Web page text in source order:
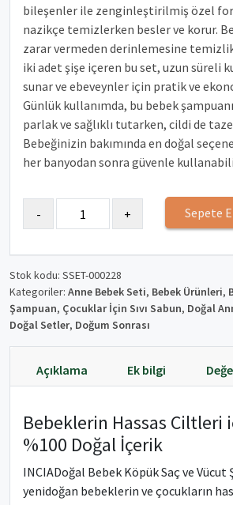
bileşenler ile zenginleştirilmiş özel
nazikçe temizlerken besler ve korur.
zarar vermeden derinlemesine
iki adet şişe içeren bu set, uzun süreli
sunar ve ebeveynler için pratik ve
Günlük kullanımda, bu bebek
parlak ve sağlıklı tutarken, cildi de
Bebeğinizin bakımında en doğal
her banyodan sonra güvenle
Sepete
Stok kodu: SSET-000228
Kategoriler: Anne Bebek Seti, Bebek Ürünleri,
Şampuan, Çocuklar İçin Sıvı Sabun, Doğal
Doğal Setler, Doğum Sonrası
Açıklama Ek bilgi
Bebeklerin Hassas Ciltleri
%100 Doğal İçerik
INCIADoğal Bebek Köpük Saç ve Vücut
yenidoğan bebeklerin ve çocukların